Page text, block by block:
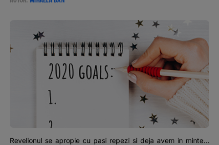
Evenimente
Pentru antreprenori
Revelionul se apropie cu pasi repezi si deja avem in minte…